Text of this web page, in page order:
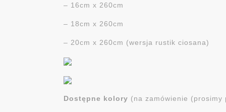
– 16cm x 260cm
– 18cm x 260cm
– 20cm x 260cm (wersja rustik ciosana)
Dostępne kolory (na zamówienie (prosimy